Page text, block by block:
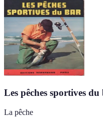
Les pêches sportives
La pêche